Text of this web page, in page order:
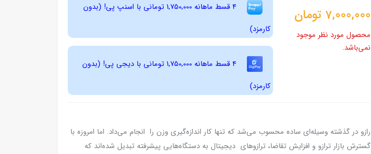
7,000,000 تومان
محصول مورد نظر موجود
نمی‌باشد.
4 قسط ماهانه 1,750,000 تومانی با اسنپ ‌پی! (بدون
کارمزد)
4 قسط ماهانه 1,750,000 تومانی با دیجی ‌پی! (بدون
کارمزد)
رازو در گذشته وسیله‌ای ساده محسوب می‌شد که تنها کار اندازه‌گیری وزن را انجام می‌داد. اما امروزه با
گسترش بازار ترازو و افزایش تقاضا، ترازوهای دیجیتال به دستگاه‌هایی پیشرفته تبدیل شده‌اند که